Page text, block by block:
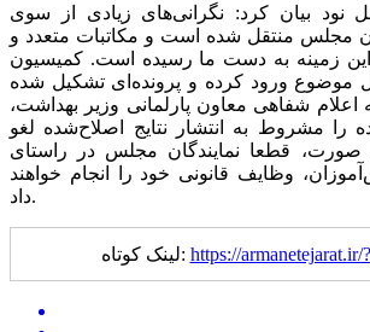
نود بیان کرد: نگرانی‌های زیادی از سوی
مجلس منتقل شده است و مکاتبات متعدد و
این زمینه به دست ما رسیده است. کمیسیون
حل موضوع ورود کرده و پرونده‌ای تشکیل شده
اعلام شفاهی معاون پارلمانی وزیر بهداشت،
را مشروط به انتشار نتایج اصلاح‌شده لغو
صورت، قطعا نمایندگان مجلس در راستای
وظایف قانونی خود را انجام خواهند
داد.
لینک کوتاه: https://armanetejarat.ir/